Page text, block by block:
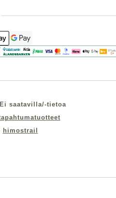
Ei saatavilla/-tietoa
himostrail